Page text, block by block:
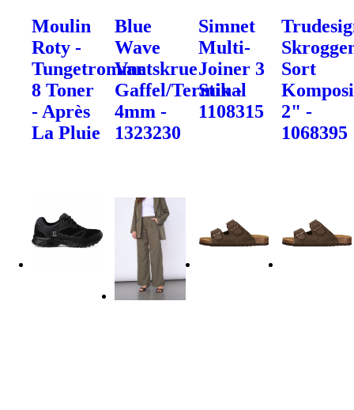
Moulin
Roty -
Tungetromme
8 Toner
- Après
La Pluie
Blue
Wave
Vantskrue
Gaffel/Terminal
4mm -
1323230
Simnet
Multi-
Joiner 3
Stik -
1108315
Sort
2" -
1068395